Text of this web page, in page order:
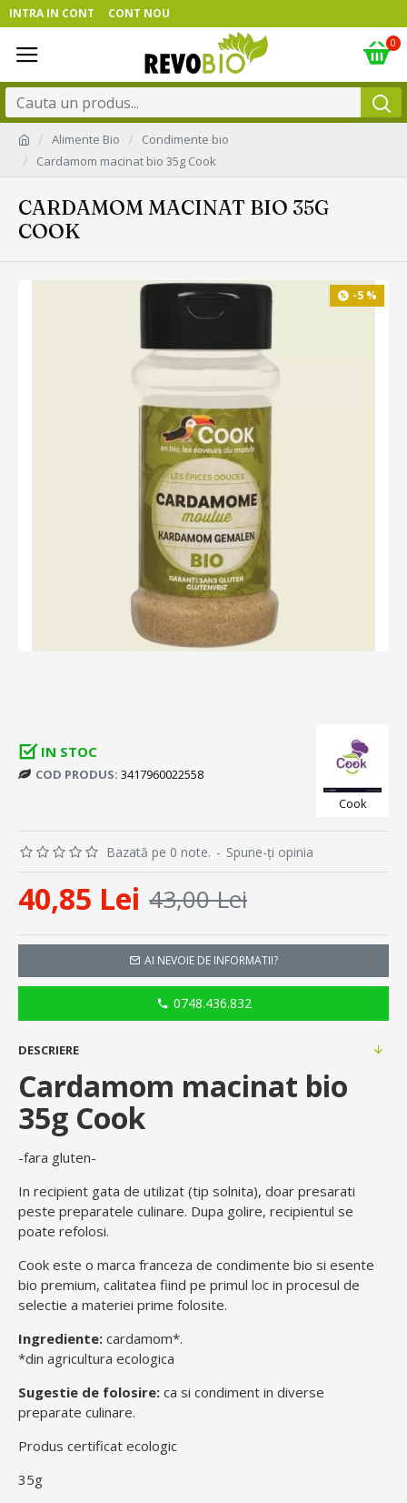
INTRA IN CONT CONT NOU
0
Alimente Bio
Condimente bio
Cardamom macinat bio 35g Cook
CARDAMOM MACINAT BIO 35G
COOK
-5 %
IN STOC
COD PRODUS: 3417960022558
Cook
Bazată pe 0 note. - Spune-ţi opinia
40,85 Lei 43,00 Lei
AI NEVOIE DE INFORMATII?
0748.436.832
DESCRIERE
Cardamom macinat bio
35g Cook
-fara gluten-
In recipient gata de utilizat (tip solnita), doar presarati
peste preparatele culinare. Dupa golire, recipientul se
poate refolosi.
Cook este o marca franceza de condimente bio si esente
bio premium, calitatea fiind pe primul loc in procesul de
selectie a materiei prime folosite.
Ingrediente: cardamom*.
*din agricultura ecologica
Sugestie de folosire: ca si condiment in diverse
preparate culinare.
Produs certificat ecologic
35g